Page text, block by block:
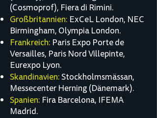
(Cosmoprof), Fiera di Rimini.
Großbritannien: ExCeL London, NEC
Birmingham, Olympia London.
Frankreich: Paris Expo Porte de
Versailles, Paris Nord Villepinte,
Eurexpo Lyon.
Skandinavien:Stockholmsmässan,
Messecenter Herning (Dänemark).
Spanien: Fira Barcelona, IFEMA
Madrid.